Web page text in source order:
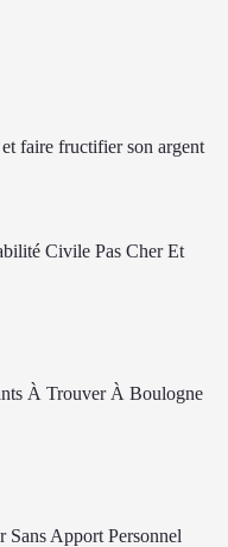
faire fructifier son argent
Civile Pas Cher Et
À Trouver À Boulogne
Apport Personnel